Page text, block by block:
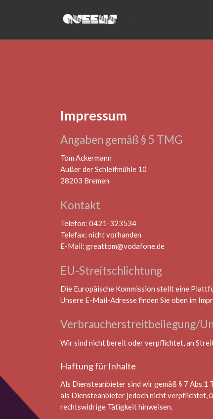
Impressum
Angaben gemäß § 5 TMG
Tom Ackermann
Außer der Schleifmühle 10
28203 Bremen
Kontakt
Telefon: 0421-323534
Telefax: nicht vorhanden
E-Mail: greattom@vodafone.de
EU-Streitschlichtung
Die Europäische Kommission stellt eine
Unsere E-Mail-Adresse finden Sie oben im
Verbraucher­streit­beilegung/
Wir sind nicht bereit oder verpflichtet, an
Haftung für Inhalte
Als Diensteanbieter sind wir gemäß § 7 Abs.1
als Diensteanbieter jedoch nicht verpflichtet,
rechtswidrige Tätigkeit hinweisen.